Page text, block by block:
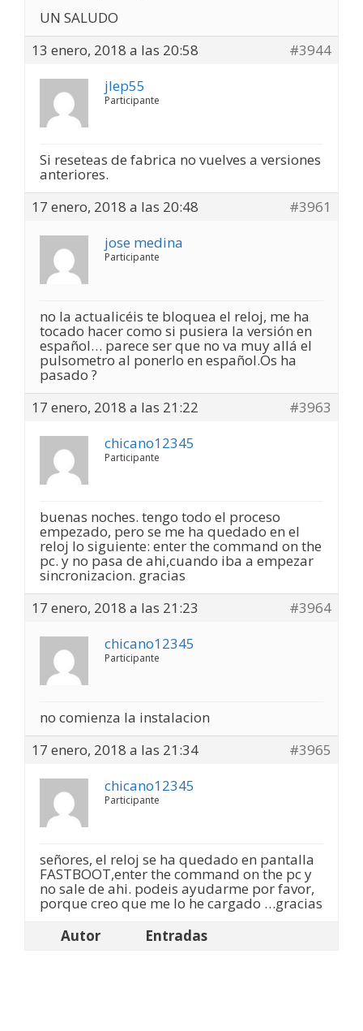
UN SALUDO
13 enero, 2018 a las 20:58
#3944
jlep55
Participante
Si reseteas de fabrica no vuelves a versiones
anteriores.
17 enero, 2018 a las 20:48
#3961
jose medina
Participante
no la actualicéis te bloquea el reloj, me ha
tocado hacer como si pusiera la versión en
español… parece ser que no va muy allá el
pulsometro al ponerlo en español.Os ha
pasado ?
17 enero, 2018 a las 21:22
#3963
chicano12345
Participante
buenas noches. tengo todo el proceso
empezado, pero se me ha quedado en el
reloj lo siguiente: enter the command on the
pc. y no pasa de ahi,cuando iba a empezar
sincronizacion. gracias
17 enero, 2018 a las 21:23
#3964
chicano12345
Participante
no comienza la instalacion
17 enero, 2018 a las 21:34
#3965
chicano12345
Participante
señores, el reloj se ha quedado en pantalla
FASTBOOT,enter the command on the pc y
no sale de ahi. podeis ayudarme por favor,
porque creo que me lo he cargado …gracias
Autor
Entradas